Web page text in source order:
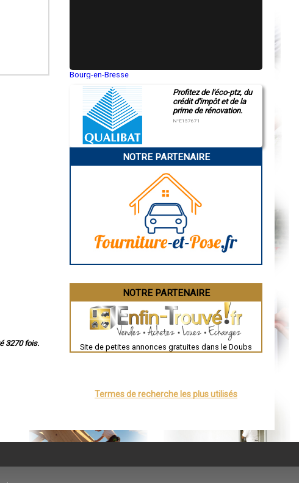
3270 fois.
Bourg-en-Bresse
Montluçon
Manosque
Gap
Charleville-Mézières
Pamiers
Narbonne
Brive-la-Gaillarde
Guéret
Besançon
Évreux
Chartres
Nîmes
Auch
Blois
Saint-Étienne
Orléans
Profitez de l'éco-ptz, du
crédit d'impôt et de la
prime de rénovation.
N°E157671
NOTRE PARTENAIRE
NOTRE PARTENAIRE
Site de petites annonces gratuites dans le Doubs
Termes de recherche les plus utilisés